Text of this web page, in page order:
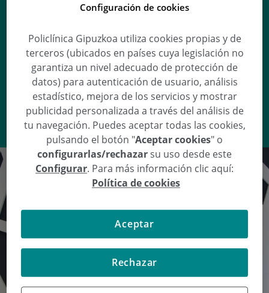
¿Se puede prevenir la enfermedad
de Parkinson?
Gurutz Linazasoro Cristobalresponde a
esta y otras preguntas en nuestra sección
Preguntas médicas.
VER RESPUESTA
Configuración de cookies
Policlínica Gipuzkoa utiliza cookies propias y de
terceros (ubicados en países cuya legislación no
garantiza un nivel adecuado de protección de
datos) para autenticación de usuario, análisis
estadístico, mejora de los servicios y mostrar
publicidad personalizada a través del análisis de
tu navegación. Puedes aceptar todas las cookies,
pulsando el botón "Aceptar cookies" o
configurarlas/rechazarsu uso desde este
Configurar. Para más información clic aquí:
Política de cookies
Rechazar
Aceptar